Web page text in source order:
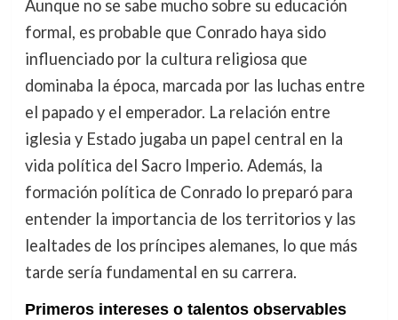
Aunque no se sabe mucho sobre su educación
formal, es probable que Conrado haya sido
influenciado por la cultura religiosa que
dominaba la época, marcada por las luchas entre
el papado y el emperador. La relación entre
iglesia y Estado jugaba un papel central en la
vida política del Sacro Imperio. Además, la
formación política de Conrado lo preparó para
entender la importancia de los territorios y las
lealtades de los príncipes alemanes, lo que más
tarde sería fundamental en su carrera.
Primeros intereses o talentos observables